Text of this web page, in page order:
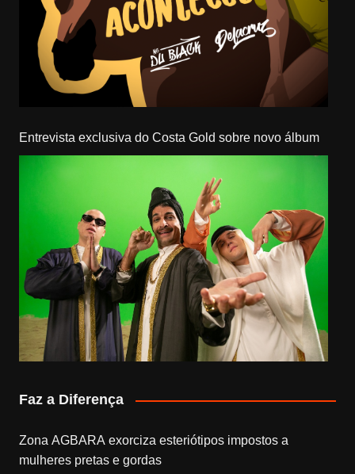
Entrevista exclusiva do Costa Gold sobre novo álbum
Faz a Diferença
Zona AGBARA exorciza esteriótipos impostos a
mulheres pretas e gordas